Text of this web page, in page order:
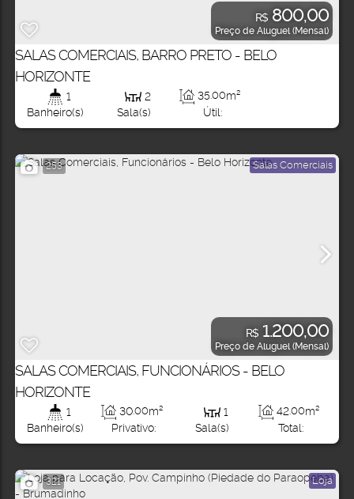
R$ 800,00
Preço de Aluguel (Mensal)
SALAS COMERCIAIS, BARRO PRETO - BELO
HORIZONTE
1
Banheiro(s)
2
Sala(s)
Útil:
35.00m²
253 Salas Comerciais
R$ 1.200,00
Preço de Aluguel (Mensal)
SALAS COMERCIAIS, FUNCIONÁRIOS - BELO
HORIZONTE
1
Banheiro(s)
Privativo:
30.00m²
1
Sala(s)
Total:
42.00m²
321 Loja